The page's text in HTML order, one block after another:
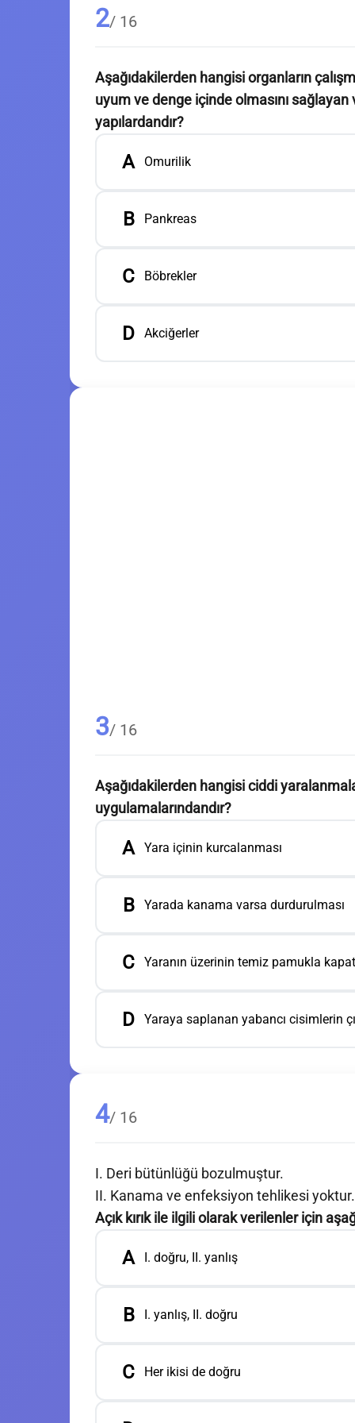
2/ 16
Aşağıdakilerden hangisi organların
uyum ve denge içinde olmasını
yapılardandır?
A Omurilik
B Pankreas
C Böbrekler
D Akciğerler
3/ 16
Aşağıdakilerden hangisi ciddi
uygulamalarındandır?
A Yara içinin kurcalanması
B Yarada kanama varsa durdurulması
C Yaranın üzerinin temiz pamukla
D Yaraya saplanan yabancı cisimlerin
4/ 16
I. Deri bütünlüğü bozulmuştur.
II. Kanama ve enfeksiyon tehlikesi yoktur.
Açık kırık ile ilgili olarak verilenler için
A I. doğru, II. yanlış
B I. yanlış, II. doğru
C Her ikisi de doğru